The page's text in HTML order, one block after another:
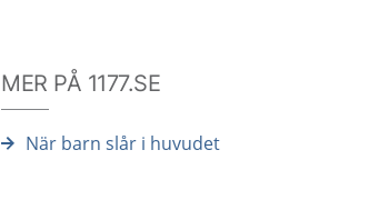
MER PÅ 1177.SE
När barn slår i huvudet